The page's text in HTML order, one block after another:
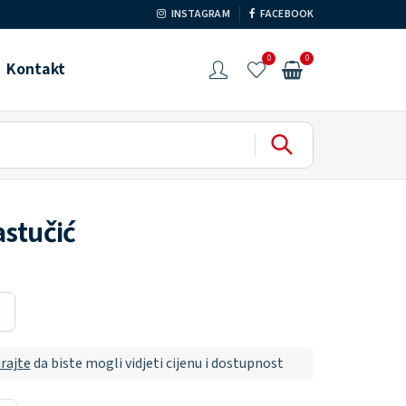
INSTAGRAM FACEBOOK
Kontakt 0 0
da biste mogli vidjeti cijenu i dostupnost